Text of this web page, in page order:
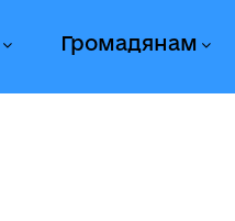
Громадянам